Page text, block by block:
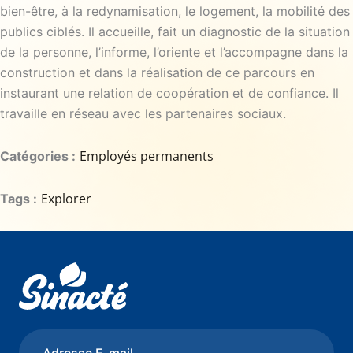
bien-être, à la redynamisation, le logement, la mobilité des
publics ciblés. Il accueille, fait un diagnostic de la situation
de la personne, l’informe, l’oriente et l’accompagne dans la
construction et dans la réalisation de ce parcours en
instaurant une relation de coopération et de confiance. Il
travaille en réseau avec les partenaires sociaux.
Catégories : Employés permanents
Tags : Explorer